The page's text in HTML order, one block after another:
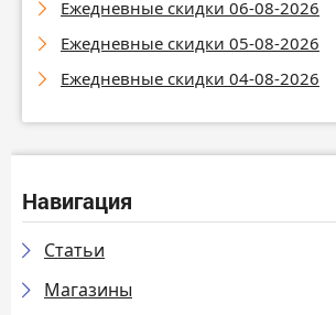
Ежедневные скидки 06-08-2026
Ежедневные скидки 05-08-2026
Ежедневные скидки 04-08-2026
Навигация
Статьи
Магазины